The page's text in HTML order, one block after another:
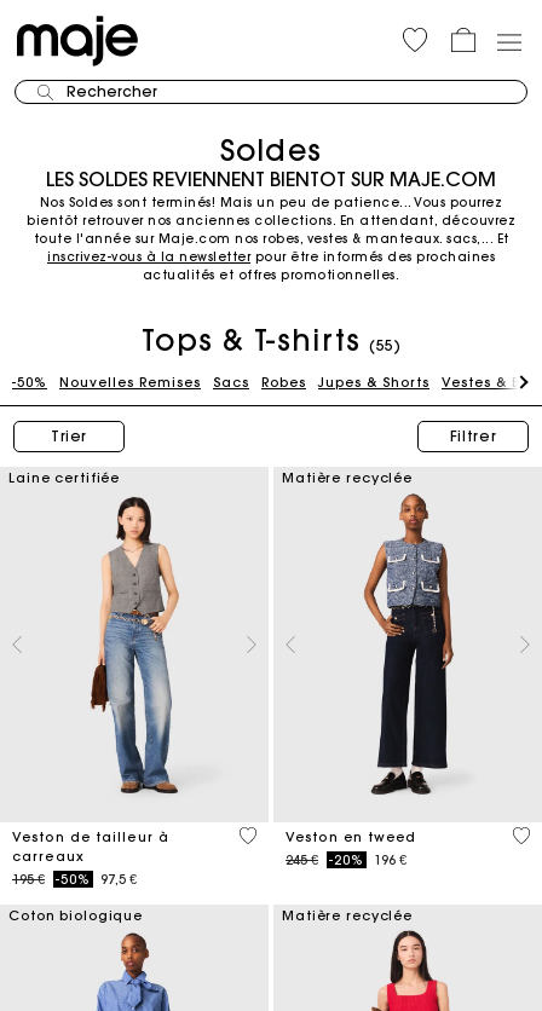
Rechercher
Soldes
LES SOLDES REVIENNENT BIENTOT SUR MAJE.COM
Nos Soldes sont terminés! Mais un peu de patience... Vous pourrez
bientôt retrouver nos anciennes collections. En attendant, découvrez
toute l'année sur Maje.com nos robes, vestes & manteaux. sacs,... Et
inscrivez-vous à la newsletterpour être informés des prochaines
actualités et offres promotionnelles.
Tops & T-shirts (55)
-50% Nouvelles Remises Sacs Robes Jupes & Shorts Vestes &
Trier Filtrer
Laine certifiée
Veston de tailleur à
carreaux
Price reduced from
195 €to-50% 97,5 €
4,8 out of 5 Customer Rating
Matière recyclée
Veston en tweed
Price reduced from
245 €to-20% 196 €
3,1
Coton biologique Matière recyclée